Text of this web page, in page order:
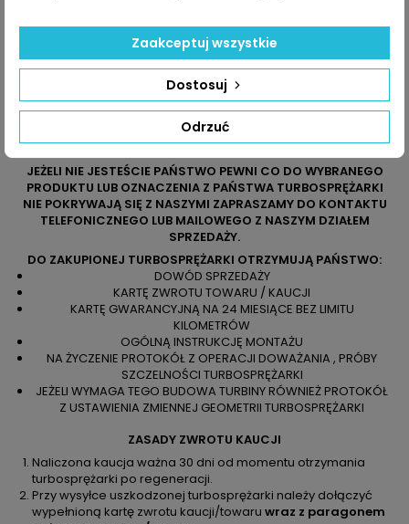
JEŻELI NIE JESTEŚCIE PAŃSTWO PEWNI CO DO WYBRANEGO
PRODUKTU LUB OZNACZENIA Z PAŃSTWA TURBOSPRĘŻARKI
NIE POKRYWAJĄ SIĘ Z NASZYMI ZAPRASZAMY DO KONTAKTU
TELEFONICZNEGO LUB MAILOWEGO Z NASZYM DZIAŁEM
SPRZEDAŻY.
DO ZAKUPIONEJ TURBOSPRĘŻARKI OTRZYMUJĄ PAŃSTWO:
DOWÓD SPRZEDAŻY
KARTĘ ZWROTU TOWARU / KAUCJI
KARTĘ GWARANCYJNĄ NA 24 MIESIĄCE BEZ LIMITU
KILOMETRÓW
OGÓLNĄ INSTRUKCJĘ MONTAŻU
NA ŻYCZENIE PROTOKÓŁ Z OPERACJI DOWAŻANIA , PRÓBY
SZCZELNOŚCI TURBOSPRĘŻARKI
JEŻELI WYMAGA TEGO BUDOWA TURBINY RÓWNIEŻ PROTOKÓŁ
Z USTAWIENIA ZMIENNEJ GEOMETRII TURBOSPRĘŻARKI
ZASADY ZWROTU KAUCJI
Naliczona kaucja ważna 30 dni od momentu otrzymania
turbosprężarki po regeneracji.
Przy wysyłce uszkodzonej turbosprężarki należy dołączyć
wypełnioną kartę zwrotu kaucji/towaru wraz z paragonem
Odrzuć
Dostosuj
Zaakceptuj wszystkie